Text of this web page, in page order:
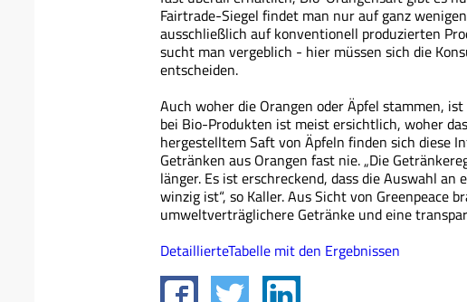
Fairtrade-Siegel findet man nur auf ganz
ausschließlich auf konventionell produzierten
sucht man vergeblich - hier müssen sich die
entscheiden.
Auch woher die Orangen oder Äpfel stammen,
bei Bio-Produkten ist meist ersichtlich, woher
hergestelltem Saft von Äpfeln finden sich diese
Getränken aus Orangen fast nie. „Die
länger. Es ist erschreckend, dass die Auswahl
winzig ist“, so Kaller. Aus Sicht von Greenpeace
umweltverträglichere Getränke und eine
DetaillierteTabelle mit den Ergebnissen